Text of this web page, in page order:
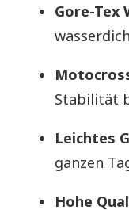
Gore-Tex
Stabilität
Leichtes
ganzen
Hohe